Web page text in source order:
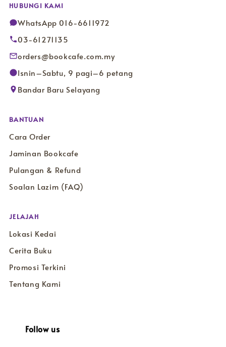
HUBUNGI KAMI
WhatsApp 016-6611972
03-61271135
orders@bookcafe.com.my
Isnin–Sabtu, 9 pagi–6 petang
Bandar Baru Selayang
BANTUAN
Cara Order
Jaminan Bookcafe
Pulangan & Refund
Soalan Lazim (FAQ)
JELAJAH
Lokasi Kedai
Cerita Buku
Promosi Terkini
Tentang Kami
Follow us